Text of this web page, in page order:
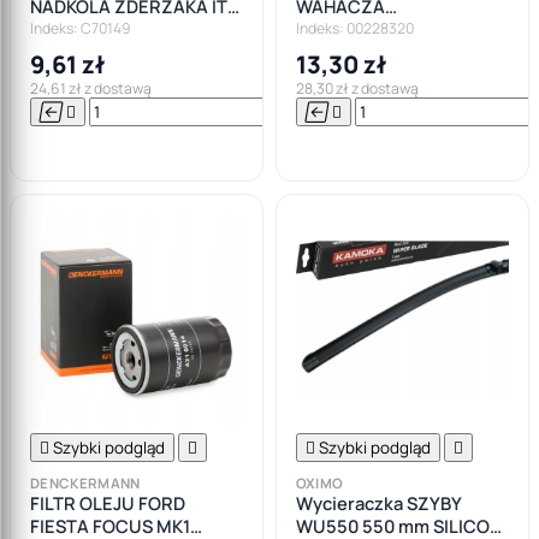
NADKOLA ZDERZAKA ITD
OPEL FORD
Indeks: C70149
9,61 zł
24,61 zł z dostawą
  

WAHACZA
POPRZECZNEGO POD
SPRĘŻYNĘ FORD
MONDEO GALAXY SMAX
Indeks: 00228320
13,30 zł
28,30 zł z dostawą
 
 Szybki podgląd 
DENCKERMANN
FILTR OLEJU FORD
FIESTA FOCUS MK1
 Szybki podgląd 
OXIMO
Wycieraczka SZYBY
WU550 550 mm SILICON